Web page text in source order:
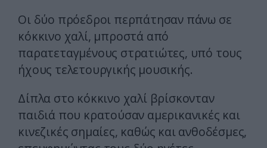
Οι δύο πρόεδροι περπάτησαν πάνω σε
κόκκινο χαλί, μπροστά από
παρατεταγμένους στρατιώτες, υπό τους
ήχους τελετουργικής μουσικής.
Δίπλα στο κόκκινο χαλί βρίσκονταν
παιδιά που κρατούσαν αμερικανικές και
κινεζικές σημαίες, καθώς και ανθοδέσμες,